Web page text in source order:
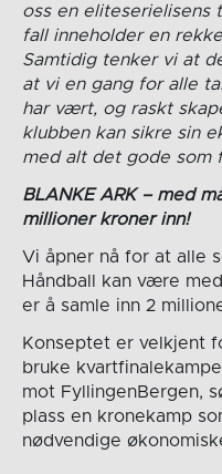
oss en eliteserielisens
fall inneholder en
Samtidig tenker vi at
at vi en gang for alle
har vært, og raskt
klubben kan sikre sin
med alt det gode som
BLANKE ARK – med
millioner kroner inn!
Vi åpner nå for at alle
Håndball kan være
er å samle inn 2
Konseptet er velkjent
bruke
mot FyllingenBergen,
plass en kronekamp
nødvendige